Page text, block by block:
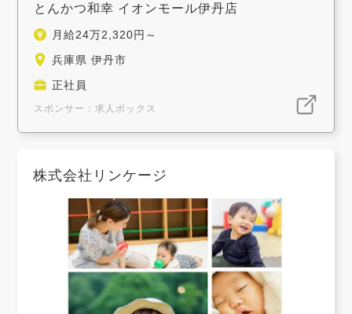
とんかつ和幸 イオンモール伊丹店
月給24万2,320円～
兵庫県 伊丹市
正社員
スポンサー：求人ボックス
株式会社リンケージ